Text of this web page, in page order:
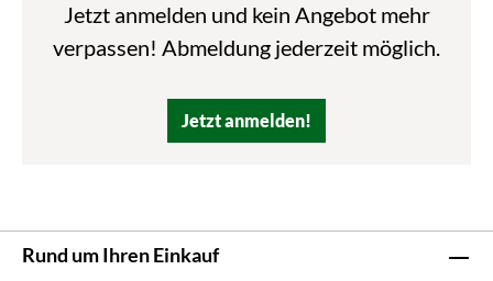
Jetzt anmelden und kein Angebot mehr
verpassen! Abmeldung jederzeit möglich.
Jetzt anmelden!
Rund um Ihren Einkauf